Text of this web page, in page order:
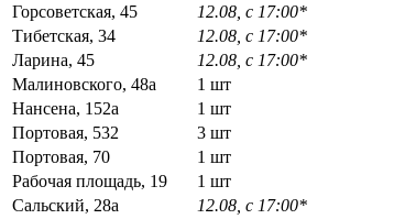
Горсоветская, 45
12.08, с 17:00*
Тибетская, 34
12.08, с 17:00*
Ларина, 45
12.08, с 17:00*
Малиновского, 48а
1 шт
Нансена, 152а
1 шт
Портовая, 532
3 шт
Портовая, 70
1 шт
Рабочая площадь, 19
1 шт
Сальский, 28a
12.08, с 17:00*